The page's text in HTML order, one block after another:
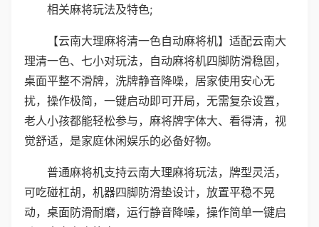
相关麻将玩法及特色;
【云南大理麻将清一色自动麻将机】适配云南大
理清一色、七小对玩法，自动麻将机四脚防滑稳固，
桌面平整不滑牌，洗牌静音降噪，居家使用安心无
扰，操作极简，一键启动即可开局，无需复杂设置，
老人小孩都能轻松参与，麻将牌字体大、看得清，视
觉舒适，是家庭休闲娱乐的必备好物。
普通麻将机支持云南大理麻将玩法，牌型灵活，
可吃碰杠胡，机器四脚防滑垫设计，放置平稳不晃
动，桌面防滑耐磨，运行静音降噪，操作简单一键启